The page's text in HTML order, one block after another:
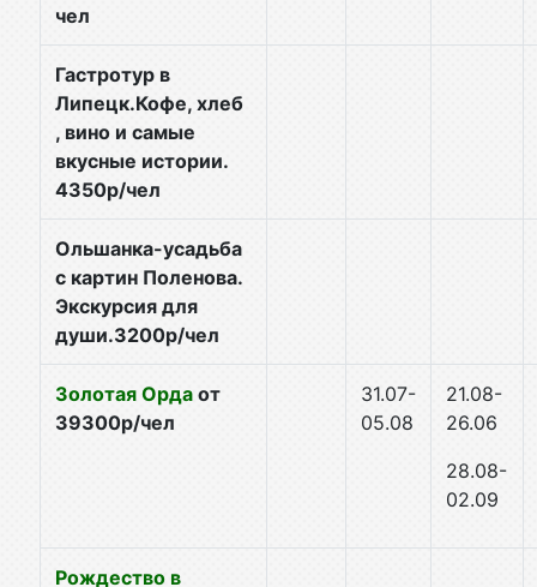
чел
Гастротур в
Липецк.Кофе, хлеб
, вино и самые
вкусные истории.
4350р/чел
Ольшанка-усадьба
с картин Поленова.
Экскурсия для
души.3200р/чел
Золотая Орда от
39300р/чел
31.07-
05.08
21.08-
26.06
28.08-
02.09
Рождество в